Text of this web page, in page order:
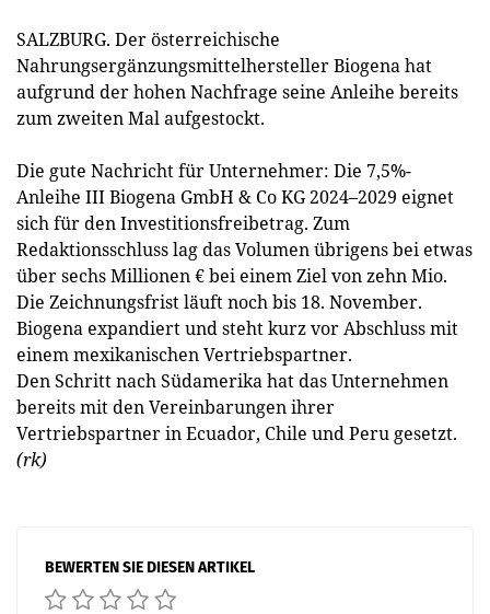
SALZBURG. Der österreichische
Nahrungsergänzungsmittelhersteller Biogena hat
aufgrund der hohen Nachfrage seine Anleihe bereits
zum zweiten Mal aufgestockt.
Die gute Nachricht für Unternehmer: Die 7,5%-
Anleihe III Biogena GmbH & Co KG 2024–2029 eignet
sich für den Investitionsfreibetrag. Zum
Redaktionsschluss lag das Volumen übrigens bei etwas
über sechs Millionen € bei einem Ziel von zehn Mio.
Die Zeichnungsfrist läuft noch bis 18. November.
Biogena expandiert und steht kurz vor Abschluss mit
einem mexikanischen Vertriebspartner.
Den Schritt nach Südamerika hat das Unternehmen
bereits mit den Vereinbarungen ihrer
Vertriebspartner in Ecuador, Chile und Peru gesetzt.
(rk)
BEWERTEN SIE DIESEN ARTIKEL